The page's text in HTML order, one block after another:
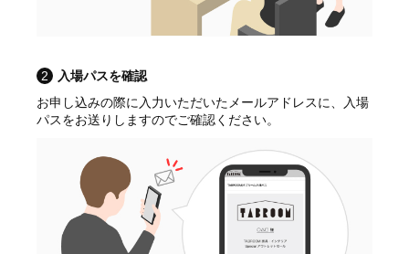
2
入場パスを確認
お申し込みの際に入力いただいたメールアドレスに、入場
パスをお送りしますのでご確認ください。